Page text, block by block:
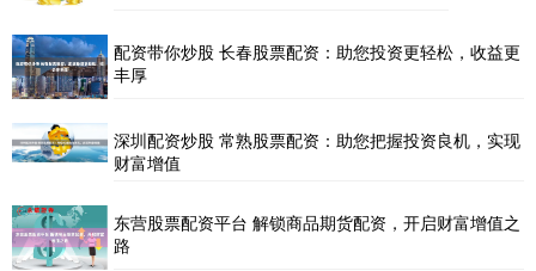
配资带你炒股 长春股票配资：助您投资更轻松，收益更
丰厚
深圳配资炒股 常熟股票配资：助您把握投资良机，实现
财富增值
东营股票配资平台 解锁商品期货配资，开启财富增值之
路